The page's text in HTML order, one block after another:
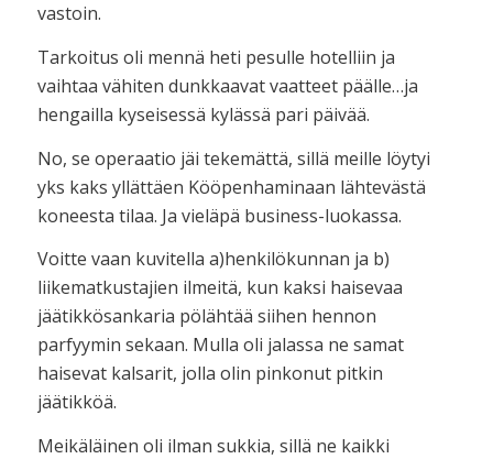
vastoin.
Tarkoitus oli mennä heti pesulle hotelliin ja
vaihtaa vähiten dunkkaavat vaatteet päälle…ja
hengailla kyseisessä kylässä pari päivää.
No, se operaatio jäi tekemättä, sillä meille löytyi
yks kaks yllättäen Kööpenhaminaan lähtevästä
koneesta tilaa. Ja vieläpä business-luokassa.
Voitte vaan kuvitella a)henkilökunnan ja b)
liikematkustajien ilmeitä, kun kaksi haisevaa
jäätikkösankaria pölähtää siihen hennon
parfyymin sekaan. Mulla oli jalassa ne samat
haisevat kalsarit, jolla olin pinkonut pitkin
jäätikköä.
Meikäläinen oli ilman sukkia, sillä ne kaikki